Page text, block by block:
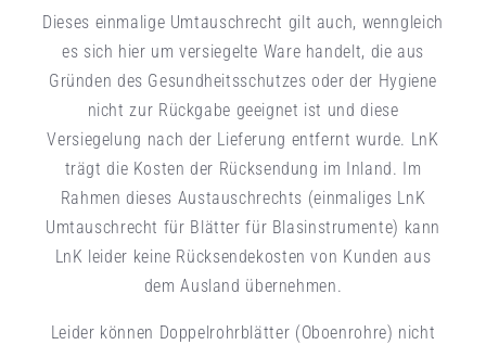
Dieses einmalige Umtauschrecht gilt auch, wenngleich
es sich hier um versiegelte Ware handelt, die aus
Gründen des Gesundheitsschutzes oder der Hygiene
nicht zur Rückgabe geeignet ist und diese
Versiegelung nach der Lieferung entfernt wurde. LnK
trägt die Kosten der Rücksendung im Inland. Im
Rahmen dieses Austauschrechts (einmaliges LnK
Umtauschrecht für Blätter für Blasinstrumente) kann
LnK leider keine Rücksendekosten von Kunden aus
dem Ausland übernehmen.
Leider können Doppelrohrblätter (Oboenrohre) nicht